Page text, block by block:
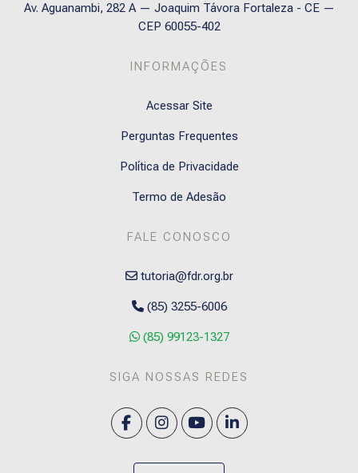
Av. Aguanambi, 282 A — Joaquim Távora Fortaleza - CE —
CEP 60055-402
INFORMAÇÕES
Acessar Site
Perguntas Frequentes
Política de Privacidade
Termo de Adesão
FALE CONOSCO
tutoria@fdr.org.br
(85) 3255-6006
(85) 99123-1327
SIGA NOSSAS REDES